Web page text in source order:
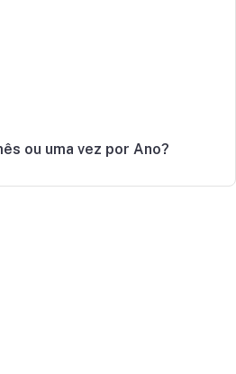
ou uma vez por Ano?